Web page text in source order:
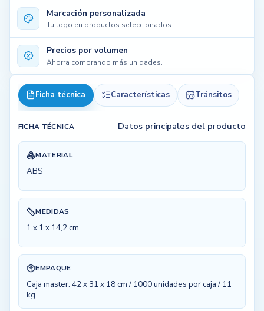
Marcación personalizada
Tu logo en productos seleccionados.
Precios por volumen
Ahorra comprando más unidades.
Ficha técnica Características Tránsitos
FICHA TÉCNICA Datos principales del producto
MATERIAL
ABS
MEDIDAS
1 x 1 x 14,2 cm
EMPAQUE
Caja master: 42 x 31 x 18 cm / 1000 unidades por caja / 11
kg